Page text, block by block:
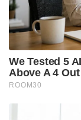
ഇടപെടലുകൾ ഈ
നിന്നുള്ളതാണ്.
Tags:
Secret
991 RBI secret-